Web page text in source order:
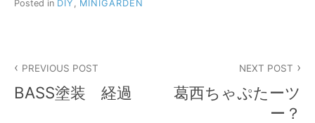
Posted in DIY MINIGARDEN
稿
PREVIOUS POST
BASS塗装 経過
NEXT POST
葛西ちゃぷたーツ
ー？